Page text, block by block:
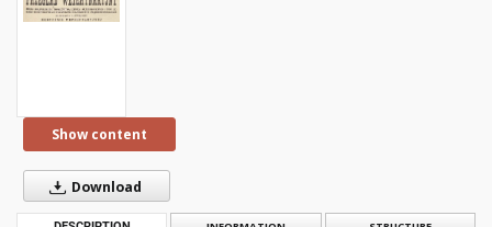
Show content
Download